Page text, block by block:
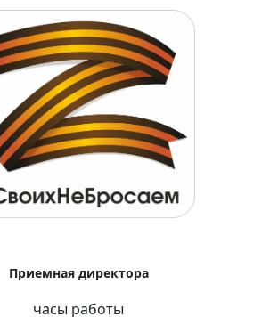
Приемная директора
часы работы